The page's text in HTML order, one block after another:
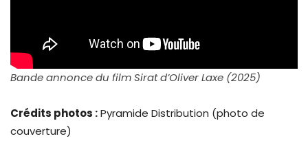
Bande annonce du film Sirat d’Oliver Laxe (2025)
Crédits photos :Pyramide Distribution (photo de
couverture)